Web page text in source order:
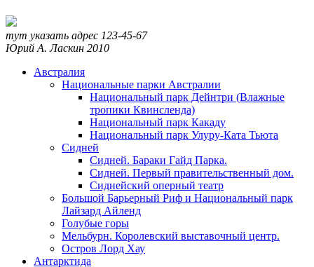
тут указать адрес 123-45-67
Юрий А. Ласкин 2010
Австралия
Национальные парки Австралии
Национальный парк Дейнтри (Влажные
тропики Квинсленда)
Национальный парк Какаду
Национальный парк Улуру-Ката Тьюта
Сидней
Сидней. Бараки Гайд Парка.
Сидней. Первый правительственный дом.
Сиднейский оперный театр
Большой Барьерный Риф и Национальный парк
Лайзард Айленд
Голубые горы
Мельбурн. Королевский выставочный центр.
Остров Лорд Хау
Антарктида